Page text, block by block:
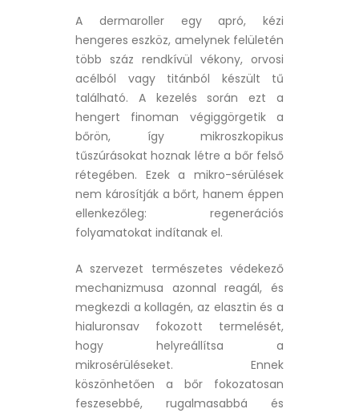
A dermaroller egy apró, kézi
hengeres eszköz, amelynek felületén
több száz rendkívül vékony, orvosi
acélból vagy titánból készült tű
található. A kezelés során ezt a
hengert finoman végiggörgetik a
bőrön, így mikroszkopikus
tűszúrásokat hoznak létre a bőr felső
rétegében. Ezek a mikro-sérülések
nem károsítják a bőrt, hanem éppen
ellenkezőleg: regenerációs
folyamatokat indítanak el.
A szervezet természetes védekező
mechanizmusa azonnal reagál, és
megkezdi a kollagén, az elasztin és a
hialuronsav fokozott termelését,
hogy helyreállítsa a
mikrosérüléseket. Ennek
köszönhetően a bőr fokozatosan
feszesebbé, rugalmasabbá és